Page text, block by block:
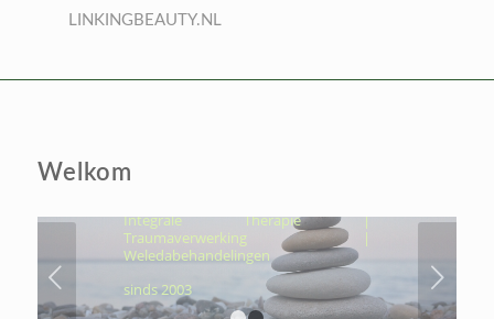
LINKINGBEAUTY.NL
WelkomLEVEN
Integrale Therapie |
Traumaverwerking |
Weledabehandelingen
sinds 2003
Volgende